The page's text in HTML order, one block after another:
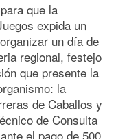
que la
expida un
un día de
regional, festejo
que presente la
la
de Caballos y
de Consulta
el pago de 500